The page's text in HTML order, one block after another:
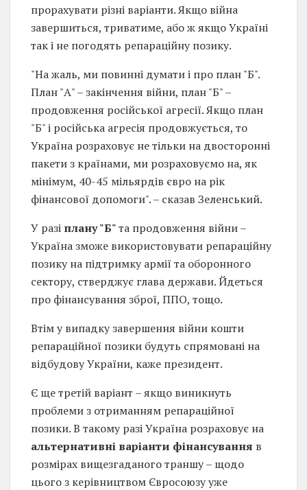
прорахувати різні варіанти. Якщо війна
завершиться, триватиме, або ж якщо Україні
так і не погодять репараційну позику.
"На жаль, ми повинні думати і про план "Б".
План "А" – закінчення війни, план "Б" –
продовження російської агресії. Якщо план
"Б" і російська агресія продовжується, то
Україна розраховує не тільки на двосторонні
пакети з країнами, ми розраховуємо на, як
мінімум, 40-45 мільярдів євро на рік
фінансової допомоги". – сказав Зеленський.
У разі плану "Б"та продовження війни –
Україна зможе використовувати репараційну
позику на підтримку армії та оборонного
сектору, стверджує глава держави. Йдеться
про фінансування зброї, ППО, тощо.
Втім у випадку завершення війни кошти
репараційної позики будуть спрямовані на
відбудову України, каже президент.
Є ще третій варіант – якщо виникнуть
проблеми з отриманням репараційної
позики. В такому разі Україна розраховує на
альтернативні варіанти фінансування в
розмірах вищезгаданого траншу – щодо
цього з керівництвом Євросоюзу уже